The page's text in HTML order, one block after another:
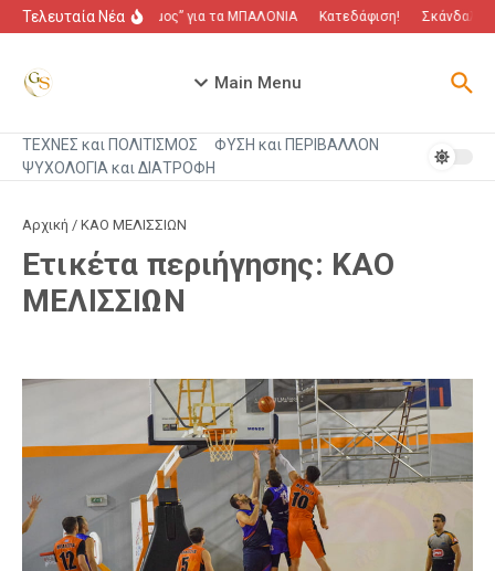
Μετάβαση στο περιεχόμενο
Τελευταία Νέα“Πόλεμος” για τα ΜΠΑΛΟΝΙΑ Κατεδάφιση! Σκάνδαλο
Main Menu
ΤΕΧΝΕΣ και ΠΟΛΙΤΙΣΜΟΣ
ΦΥΣΗ και ΠΕΡΙΒΑΛΛΟΝ
ΨΥΧΟΛΟΓΙΑ και ΔΙΑΤΡΟΦΗ
Αρχική / ΚΑΟ ΜΕΛΙΣΣΙΩΝ
Ετικέτα περιήγησης: ΚΑΟ
ΜΕΛΙΣΣΙΩΝ